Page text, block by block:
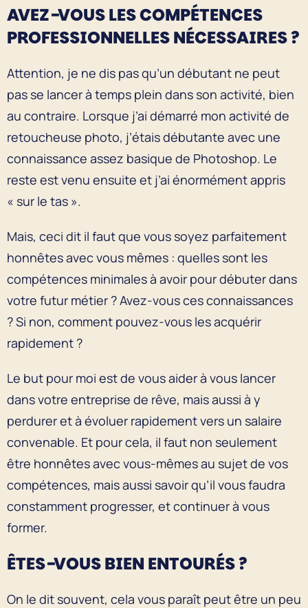
AVEZ-VOUS LES COMPÉTENCES
PROFESSIONNELLES NÉCESSAIRES ?
Attention, je ne dis pas qu’un débutant ne peut
pas se lancer à temps plein dans son activité, bien
au contraire. Lorsque j’ai démarré mon activité de
retoucheuse photo, j’étais débutante avec une
connaissance assez basique de Photoshop. Le
reste est venu ensuite et j’ai énormément appris
« sur le tas ».
Mais, ceci dit il faut que vous soyez parfaitement
honnêtes avec vous mêmes : quelles sont les
compétences minimales à avoir pour débuter dans
votre futur métier ? Avez-vous ces connaissances
? Si non, comment pouvez-vous les acquérir
rapidement ?
Le but pour moi est de vous aider à vous lancer
dans votre entreprise de rêve, mais aussi à y
perdurer et à évoluer rapidement vers un salaire
convenable. Et pour cela, il faut non seulement
être honnêtes avec vous-mêmes au sujet de vos
compétences, mais aussi savoir qu’il vous faudra
constamment progresser, et continuer à vous
former.
ÊTES-VOUS BIEN ENTOURÉS ?
On le dit souvent, cela vous paraît peut être un peu